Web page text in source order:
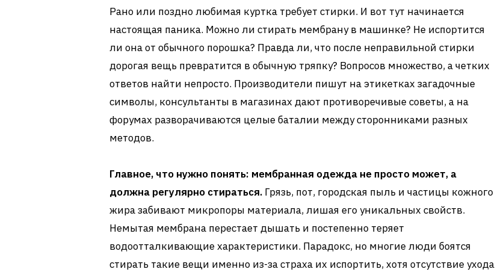
Рано или поздно любимая куртка требует стирки. И вот тут начинается
настоящая паника. Можно ли стирать мембрану в машинке? Не испортится
ли она от обычного порошка? Правда ли, что после неправильной стирки
дорогая вещь превратится в обычную тряпку? Вопросов множество, а четких
ответов найти непросто. Производители пишут на этикетках загадочные
символы, консультанты в магазинах дают противоречивые советы, а на
форумах разворачиваются целые баталии между сторонниками разных
методов.
Главное, что нужно понять: мембранная одежда не просто может, а
должна регулярно стираться. Грязь, пот, городская пыль и частицы кожного
жира забивают микропоры материала, лишая его уникальных свойств.
Немытая мембрана перестает дышать и постепенно теряет
водоотталкивающие характеристики. Парадокс, но многие люди боятся
стирать такие вещи именно из-за страха их испортить, хотя отсутствие ухода